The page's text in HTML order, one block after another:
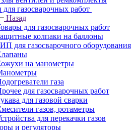
газосварочных работ
Назад
для газосварочных работ
колпаки на баллоны
для газосварочного оборудования
на манометры
газа
для газосварочных работ
для газовой сварки
газов, ротаметры
для перекачки газов
и регуляторы